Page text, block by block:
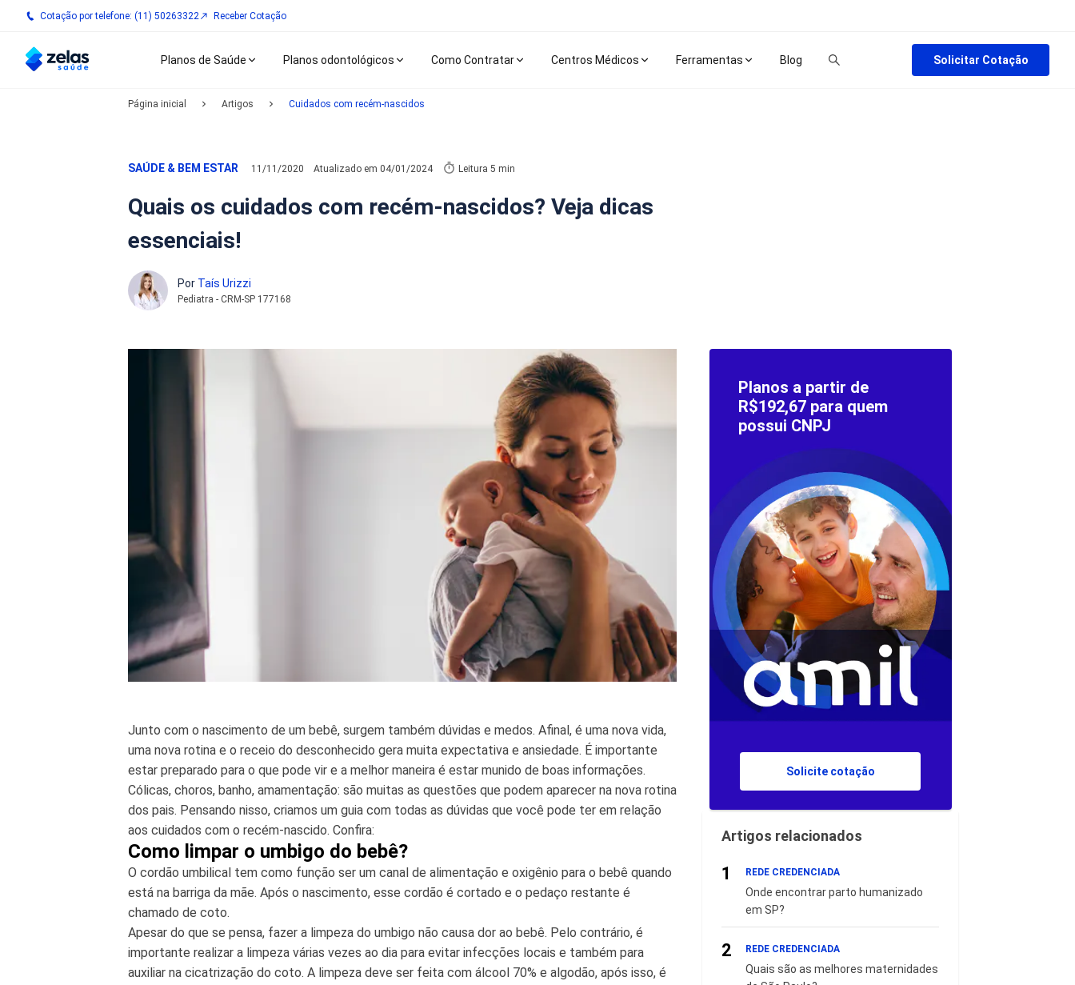
Cotação por telefone: (11) 50263322 Receber Cotação
Planos de Saúde Planos odontológicos Como Contratar Centros Médicos Ferramentas Blog Solicitar Cotação
Página inicial Artigos Cuidados com recém-nascidos
SAÚDE & BEM ESTAR 11/11/2020 Atualizado em 04/01/2024 Leitura 5 min
Quais os cuidados com recém-nascidos? Veja dicas
essenciais!
Por Taís Urizzi
Pediatra - CRM-SP 177168
Junto com o nascimento de um bebê, surgem também dúvidas e medos. Afinal, é uma nova vida,
uma nova rotina e o receio do desconhecido gera muita expectativa e ansiedade. É importante
estar preparado para o que pode vir e a melhor maneira é estar munido de boas informações.
Cólicas, choros, banho, amamentação: são muitas as questões que podem aparecer na nova rotina
dos pais. Pensando nisso, criamos um guia com todas as dúvidas que você pode ter em relação
aos cuidados com o recém-nascido. Confira:
Como limpar o umbigo do bebê?
O cordão umbilical tem como função ser um canal de alimentação e oxigênio para o bebê quando
está na barriga da mãe. Após o nascimento, esse cordão é cortado e o pedaço restante é
chamado de coto.
Apesar do que se pensa, fazer a limpeza do umbigo não causa dor ao bebê. Pelo contrário, é
importante realizar a limpeza várias vezes ao dia para evitar infecções locais e também para
auxiliar na cicatrização do coto. A limpeza deve ser feita com álcool 70% e algodão, após isso, é
Planos a partir de
R$192,67 para quem
possui CNPJ
Solicite cotação
Artigos relacionados
1 REDE CREDENCIADA
Onde encontrar parto humanizado
em SP?
2 REDE CREDENCIADA
Quais são as melhores maternidades